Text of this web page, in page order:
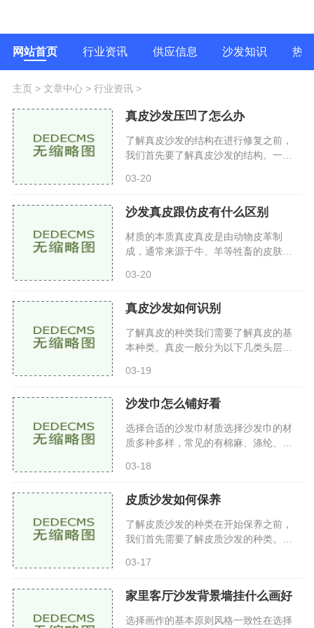
网站首页 行业资讯 供应信息 沙发知识 热
主页> 文章中心> 行业资讯>
真皮沙发压凹了怎么办
了解真皮沙发的结构在进行修复之前，
我们首先要了解真皮沙发的结构。一般
层皮革：真皮沙发的表面，通常由牛
03-20
沙发真皮跟仿皮有什么区别
材质的本质真皮真皮是由动物皮革制
成，通常来源于牛、羊等牲畜的皮肤。
革都是独一无二的。根据加工工艺的不
03-20
真皮沙发如何识别
了解真皮的种类我们需要了解真皮的基
本种类。真皮一般分为以下几类头层
源于动物皮肤的表面，质地柔软、纹理
03-19
沙发巾怎么铺好看
选择合适的沙发巾材质选择沙发巾的材
质多种多样，常见的有棉麻、涤纶、丝
适度：棉麻材质透气性好，适合夏天使
03-18
皮质沙发如何保养
了解皮质沙发的种类在开始保养之前，
我们首先需要了解皮质沙发的种类。主
皮等，具有良好的透气性和柔软度，使
03-17
家里客厅沙发背景墙挂什么画好
选择画作的基本原则风格一致性在选择